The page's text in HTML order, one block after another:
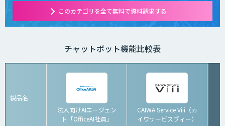
このカテゴリを全て無料で資料請求する
チャットボット機能比較表
製品名
法人向けAIエージェン
ト「OfficeAI社員」
CAIWA Service Viii（カ
イワサービスヴィー）